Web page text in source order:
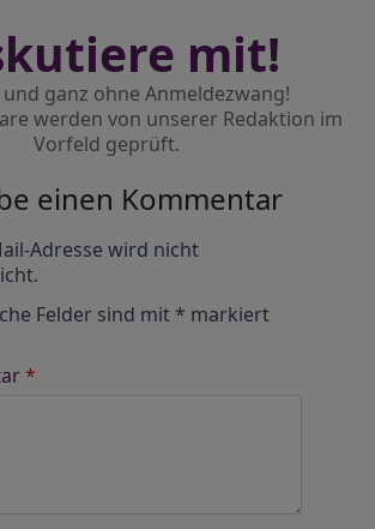
mit!
ganz ohne Anmeldezwang!
werden von unserer Redaktion im
Vorfeld geprüft.
einen Kommentar
Adresse wird nicht
Felder sind mit* markiert
*